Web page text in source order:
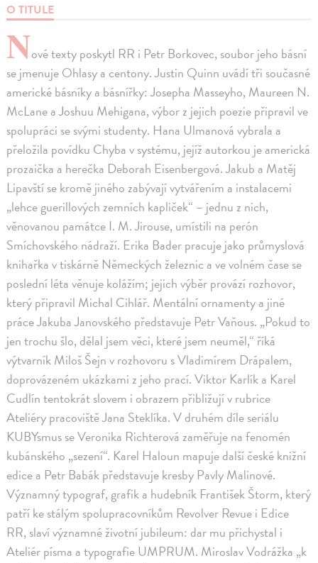
O TITULE
Nové texty poskytl RR i Petr Borkovec, soubor jeho básní
se jmenuje Ohlasy a centony. Justin Quinn uvádí tři současné
americké básníky a básnířky: Josepha Masseyho, Maureen N.
McLane a Joshuu Mehigana, výbor z jejich poezie připravil ve
spolupráci se svými studenty. Hana Ulmanová vybrala a
přeložila povídku Chyba v systému, jejíž autorkou je americká
prozaička a herečka Deborah Eisenbergová. Jakub a Matěj
Lipavští se kromě jiného zabývají vytvářením a instalacemi
„lehce guerillových zemních kapliček“ – jednu z nich,
věnovanou památce I. M. Jirouse, umístili na perón
Smíchovského nádraží. Erika Bader pracuje jako průmyslová
knihařka v tiskárně Německých železnic a ve volném čase se
poslední léta věnuje kolážím; jejich výběr provází rozhovor,
který připravil Michal Cihlář. Mentální ornamenty a jiné
práce Jakuba Janovského představuje Petr Vaňous. „Pokud to
jen trochu šlo, dělal jsem věci, které jsem neuměl,“ říká
výtvarník Miloš Šejn v rozhovoru s Vladimírem Drápalem,
doprovázeném ukázkami z jeho prací. Viktor Karlík a Karel
Cudlín tentokrát slovem i obrazem přibližují v rubrice
Ateliéry pracoviště Jana Steklíka. V druhém díle seriálu
KUBYsmus se Veronika Richterová zaměřuje na fenomén
kubánského „sezení“. Karel Haloun mapuje další české knižní
edice a Petr Babák představuje kresby Pavly Malinové.
Významný typograf, grafik a hudebník František Štorm, který
patří ke stálým spolupracovníkům Revolver Revue i Edice
RR, slaví významné životní jubileum: dar mu přichystal i
Ateliér písma a typografie UMPRUM. Miroslav Vodrážka „k